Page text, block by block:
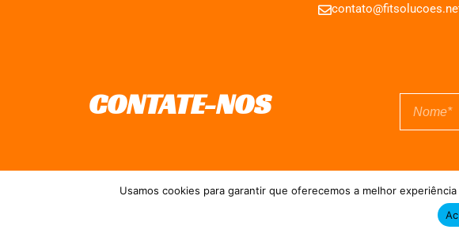
CONTATE-NOS
EXPEDIENTEQUEM
Direitos reservados à FIT Soluções = Atualizado
Usamos cookies para garantir que oferecemos a melhor